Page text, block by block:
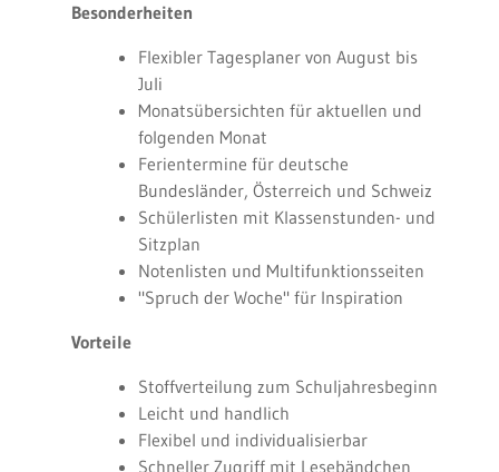
Besonderheiten
Flexibler Tagesplaner von August bis
Juli
Monatsübersichten für aktuellen und
folgenden Monat
Ferientermine für deutsche
Bundesländer, Österreich und Schweiz
Schülerlisten mit Klassenstunden- und
Sitzplan
Notenlisten und Multifunktionsseiten
"Spruch der Woche" für Inspiration
Vorteile
Stoffverteilung zum Schuljahresbeginn
Leicht und handlich
Flexibel und individualisierbar
Schneller Zugriff mit Lesebändchen